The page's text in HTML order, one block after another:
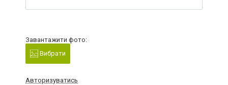
Завантажити фото:
Вибрати
Авторизуватись